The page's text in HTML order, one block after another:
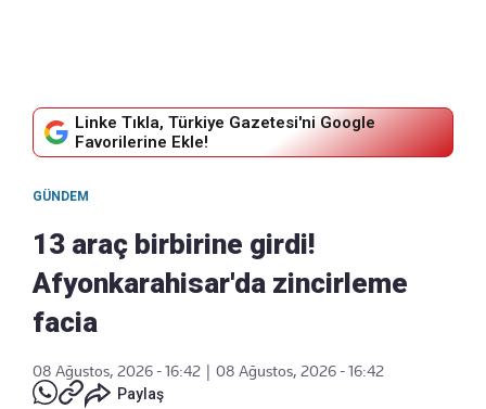
Linke Tıkla, Türkiye Gazetesi'ni Google
Favorilerine Ekle!
GÜNDEM
13 araç birbirine girdi!
Afyonkarahisar'da zincirleme
facia
08 Ağustos, 2026 - 16:42
08 Ağustos, 2026 - 16:42
Paylaş